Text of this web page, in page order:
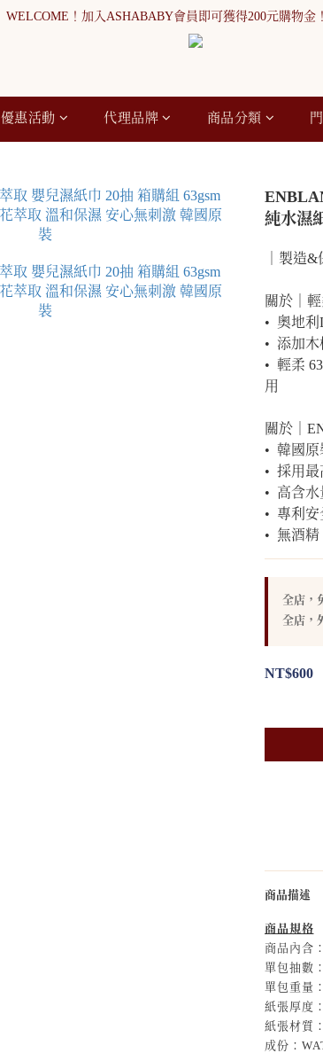
WELCOME！加入ASHABABY會員即可獲得200元購物金
WELCOME！加入ASHABABY會員即可獲得200元購物金
全館消費滿900元免運
優惠活動 代理品牌 商品分類
純水濕
｜製造&
關於｜輕
•  奧地
•  添加
•  輕柔
用
關於｜
•  韓國
•  採用
•  高含
•  專利
•  無酒
全店，
全店，
NT$600
商品描述
商品規格
商品內含
單包抽數
單包重量
紙張厚度
紙張材質
成份：